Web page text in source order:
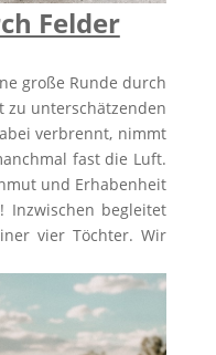
Felder
große Runde durch
zu unterschätzenden
verbrennt, nimmt
fast die Luft.
und Erhabenheit
begleitet
vier Töchter. Wir